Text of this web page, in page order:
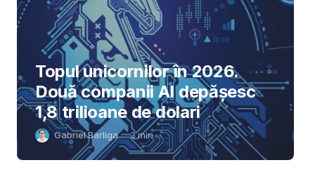
Topul unicornilor în 2026.
Două companii AI depășesc
1,8 trilioane de dolari
Gabriel Barliga 3min